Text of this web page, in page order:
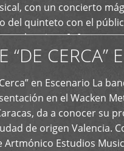
con un concierto
del quinteto con el
que los sigue […]
“DE CERCA”
en Escenario La
en el Wacken
da a conocer su
de origen Valencia.
Artmónico Estudios